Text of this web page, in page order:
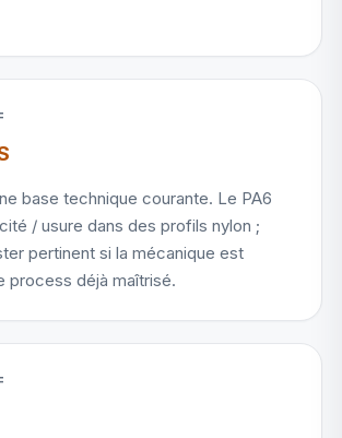
base technique courante. Le PA6
/ usure dans des profils nylon ;
pertinent si la mécanique est
process déjà maîtrisé.